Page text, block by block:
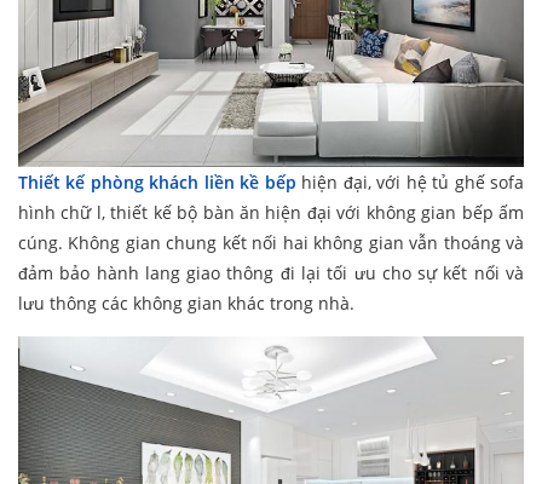
Thiết kế phòng khách liền kề bếp hiện đại, với hệ tủ ghế sofa
hình chữ l, thiết kế bộ bàn ăn hiện đại với không gian bếp ấm
cúng. Không gian chung kết nối hai không gian vẫn thoáng và
đảm bảo hành lang giao thông đi lại tối ưu cho sự kết nối và
lưu thông các không gian khác trong nhà.